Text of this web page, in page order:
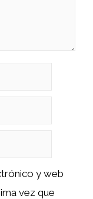
y web
vez que